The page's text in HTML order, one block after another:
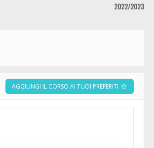
2022/2023
AGGIUNGI IL CORSO AI TUOI PREFERITI